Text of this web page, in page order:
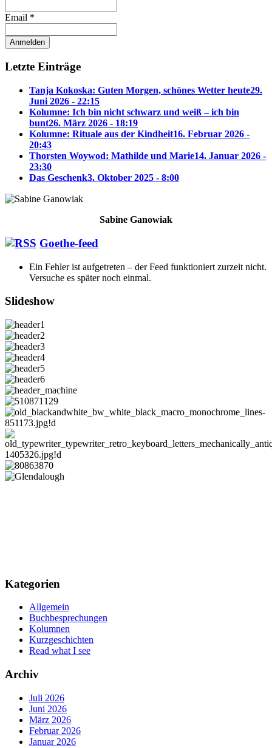
Email *
Letzte Einträge
Tanja Kokoska: Guten Morgen, schönes Wetter heute29.
Juni 2026 - 22:15
Kolumne: Ich bin nicht schwarz und weiß – ich bin
bunt26. März 2026 - 18:19
Kolumne: Rituale aus der Kindheit16. Februar 2026 -
20:43
Thorsten Woywod: Mathilde und Marie14. Januar 2026 -
23:30
Das Geschenk3. Oktober 2025 - 8:00
Sabine Ganowiak
Goethe-feed
Ein Fehler ist aufgetreten – der Feed funktioniert zurzeit nicht.
Versuche es später noch einmal.
Slideshow
Kategorien
Allgemein
Buchbesprechungen
Kolumnen
Kurzgeschichten
Read what I see
Archiv
Juli 2026
Juni 2026
März 2026
Februar 2026
Januar 2026